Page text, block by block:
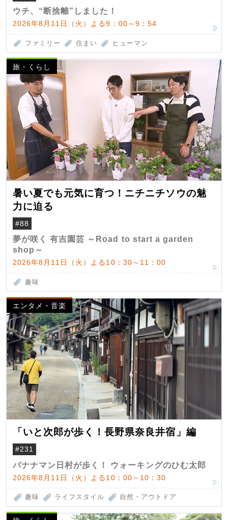
ウチ、“断捨離”しました！
2026年8月11日（火）よる9：00～9：54
ファミリー 住まい ヒューマン
旅・くらし
暑い夏でも元気に育つ！ニチニチソウの魅
力に迫る
#88
夢が咲く 有吉園芸 ～Road to start a garden
shop～
2026年8月11日（火）よる10：30～11：00
趣味
エンタメ・音楽
「いと次郎が歩く！長野県奈良井宿」編
#231
バナナマン日村が歩く！ ウォーキングのひむ太郎
2026年8月11日（火）よる10：00～10：30
趣味 ライフスタイル 自然・アウトドア